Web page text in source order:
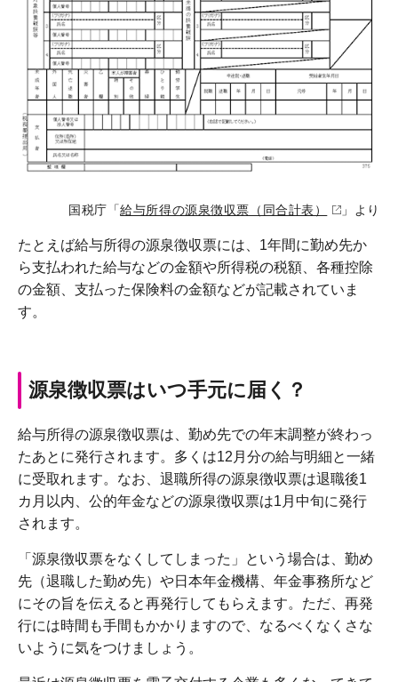
国税庁「給与所得の源泉徴収票（同合計表） 」より
たとえば給与所得の源泉徴収票には、1年間に勤め先か
ら支払われた給与などの金額や所得税の税額、各種控除
の金額、支払った保険料の金額などが記載されていま
す。
源泉徴収票はいつ手元に届く？
給与所得の源泉徴収票は、勤め先での年末調整が終わっ
たあとに発行されます。多くは12月分の給与明細と一緒
に受取れます。なお、退職所得の源泉徴収票は退職後1
カ月以内、公的年金などの源泉徴収票は1月中旬に発行
されます。
「源泉徴収票をなくしてしまった」という場合は、勤め
先（退職した勤め先）や日本年金機構、年金事務所など
にその旨を伝えると再発行してもらえます。ただ、再発
行には時間も手間もかかりますので、なるべくなくさな
いように気をつけましょう。